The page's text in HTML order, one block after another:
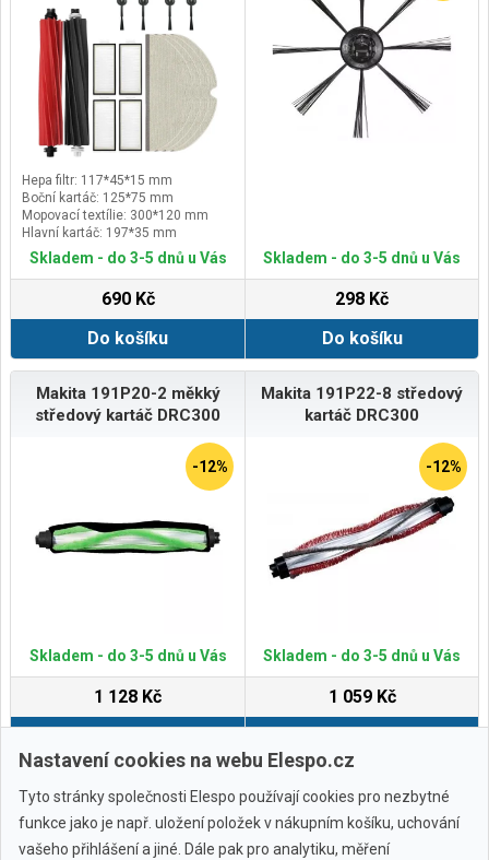
Hepa filtr: 117*45*15 mm
Boční kartáč: 125*75 mm
Mopovací textílie: 300*120 mm
Hlavní kartáč: 197*35 mm
Skladem - do 3-5 dnů u Vás
690 Kč
Do košíku
Skladem - do 3-5 dnů u Vás
298 Kč
Do košíku
Makita 191P20-2 měkký
středový kartáč DRC300
-12%
Skladem - do 3-5 dnů u Vás
1 128 Kč
Makita 191P22-8 středový
kartáč DRC300
-12%
Skladem - do 3-5 dnů u Vás
1 059 Kč
Nastavení cookies na webu Elespo.cz
Tyto stránky společnosti Elespo používají cookies pro nezbytné
funkce jako je např. uložení položek v nákupním košíku, uchování
vašeho přihlášení a jiné. Dále pak pro analytiku, měření